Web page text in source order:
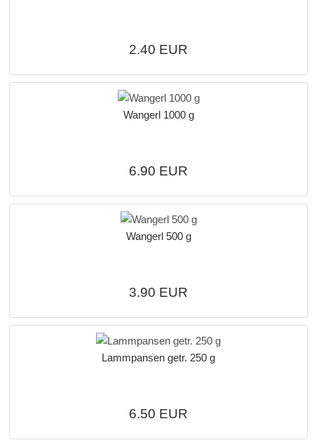
2.40 EUR
Wangerl 1000 g
6.90 EUR
Wangerl 500 g
3.90 EUR
Lammpansen getr. 250 g
6.50 EUR